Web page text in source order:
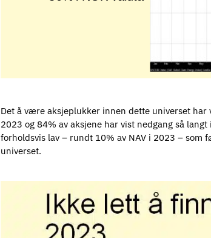
Det å være aksjeplukker innen dette universet
2023 og 84% av aksjene har vist nedgang så
forholdsvis lav – rundt 10% av NAV i 2023 – som
universet.